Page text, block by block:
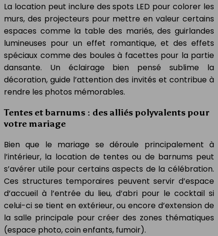
La location peut inclure des spots LED pour colorer les
murs, des projecteurs pour mettre en valeur certains
espaces comme la table des mariés, des guirlandes
lumineuses pour un effet romantique, et des effets
spéciaux comme des boules à facettes pour la partie
dansante. Un éclairage bien pensé sublime la
décoration, guide l’attention des invités et contribue à
rendre les photos mémorables.
Tentes et barnums : des alliés polyvalents pour
votre mariage
Bien que le mariage se déroule principalement à
l’intérieur, la location de tentes ou de barnums peut
s’avérer utile pour certains aspects de la célébration.
Ces structures temporaires peuvent servir d’espace
d’accueil à l’entrée du lieu, d’abri pour le cocktail si
celui-ci se tient en extérieur, ou encore d’extension de
la salle principale pour créer des zones thématiques
(espace photo, coin enfants, fumoir).